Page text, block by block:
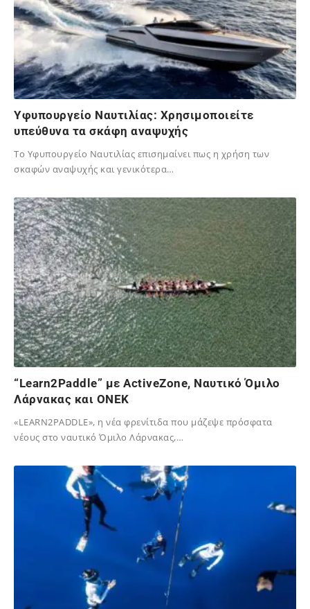
Yφυπουργείο Ναυτιλίας: Χρησιμοποιείτε
υπεύθυνα τα σκάφη αναψυχής
Το Υφυπουργείο Ναυτιλίας επισημαίνει πως η χρήση των
σκαφών αναψυχής και γενικότερα…
“Learn2Paddle” με ActiveZone, Ναυτικό Όμιλο
Λάρνακας και ONEK
«LEARN2PADDLE», η νέα φρενίτιδα που μάζεψε πρόσφατα
νέους στο ναυτικό Όμιλο Λάρνακας,…